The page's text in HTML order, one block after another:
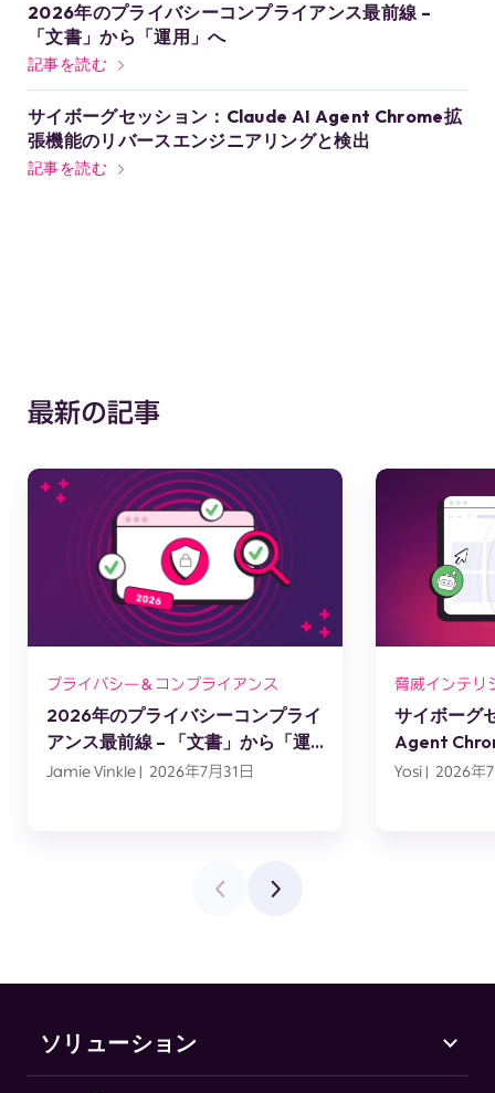
2026年のプライバシーコンプライアンス最前線 –
「文書」から「運用」へ
記事を読む
サイボーグセッション：Claude AI Agent Chrome拡
張機能のリバースエンジニアリングと検出
記事を読む
最新の記事
プライバシー＆コンプライアンス
2026年のプライバシーコンプライ
アンス最前線 – 「文書」から「運
用」へ
Jamie Vinkle | 2026年7月31日
脅威インテリ
サイボーグ
Agent
スエンジニ
Yosi | 2026年
ソリューション